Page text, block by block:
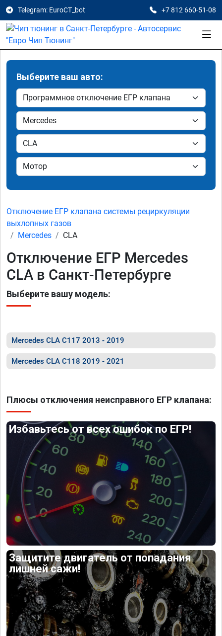
Telegram: EuroCT_bot +7 812 660-51-08
Выберите ваш авто:
Отключение ЕГР клапана системы рециркуляции
выхлопных газов
Mercedes
CLA
Отключение ЕГР Mercedes
CLA в Санкт-Петербурге
Выберите вашу модель:
Mercedes CLA C117 2013 - 2019
Mercedes CLA C118 2019 - 2021
Плюсы отключения неисправного ЕГР клапана:
Избавьтесь от всех ошибок по ЕГР!
Защитите двигатель от попадания
лишней сажи!